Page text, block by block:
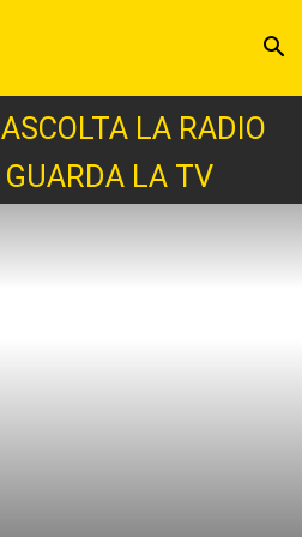
ASCOLTA LA RADIO
GUARDA LA TV